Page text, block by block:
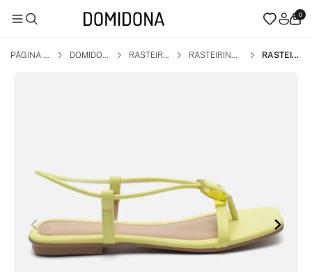
0
PÁGINA I
DOMIDON
RASTEIRI
RASTEIRINH
RASTEIRI